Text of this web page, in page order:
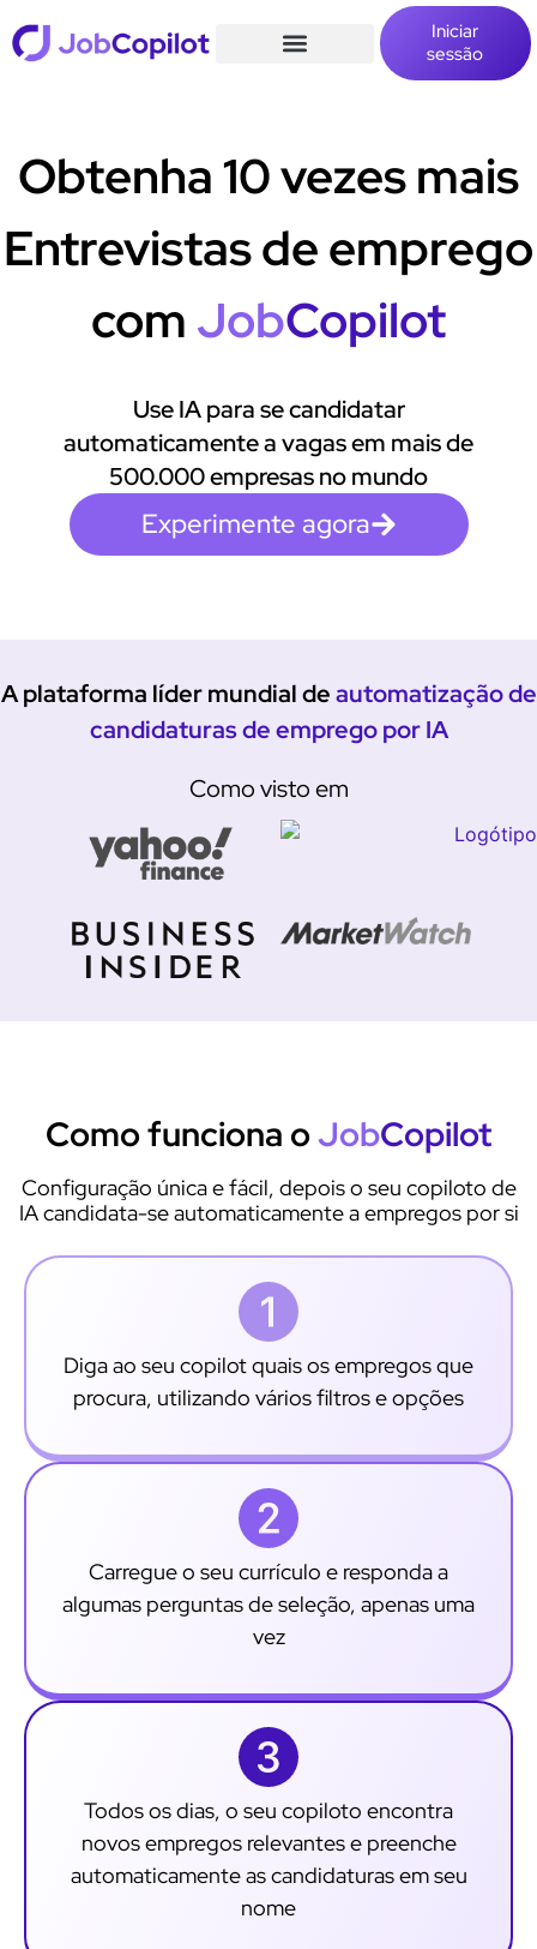
Iniciar
sessão
Obtenha 10 vezes mais
Entrevistas de emprego
com JobCopilot
Use IA para se candidatar
automaticamente a vagas em mais de
500.000 empresas no mundo
Experimente agora
A plataforma líder mundial deautomatização de
candidaturas de emprego por IA
Como visto em
Como funciona oJobCopilot
Configuração única e fácil, depois o seu copiloto de
IA candidata-se automaticamente a empregos por si
Diga ao seu copilot quais os empregos que
procura, utilizando vários filtros e opções
Carregue o seu currículo e responda a
algumas perguntas de seleção, apenas uma
vez
Todos os dias, o seu copiloto encontra
novos empregos relevantes e preenche
automaticamente as candidaturas em seu
nome